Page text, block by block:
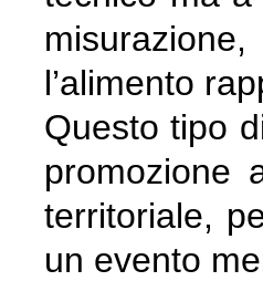
l’alimento
Questo tipo
promozione
territoriale,
un evento